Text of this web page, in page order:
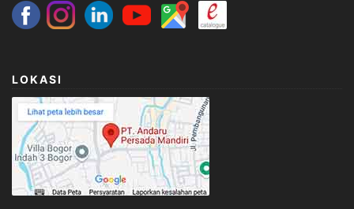
LOKASI